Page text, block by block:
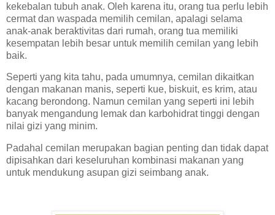
kekebalan tubuh anak. Oleh karena itu, orang tua perlu lebih
cermat dan waspada memilih cemilan, apalagi selama
anak-anak beraktivitas dari rumah, orang tua memiliki
kesempatan lebih besar untuk memilih cemilan yang lebih
baik.
Seperti yang kita tahu, pada umumnya, cemilan dikaitkan
dengan makanan manis, seperti kue, biskuit, es krim, atau
kacang berondong. Namun cemilan yang seperti ini lebih
banyak mengandung lemak dan karbohidrat tinggi dengan
nilai gizi yang minim.
Padahal cemilan merupakan bagian penting dan tidak dapat
dipisahkan dari keseluruhan kombinasi makanan yang
untuk mendukung asupan gizi seimbang anak.